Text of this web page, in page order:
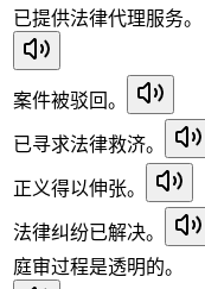
已提供法律代理服务。
案件被驳回。
已寻求法律救济。
正义得以伸张。
法律纠纷已解决。
庭审过程是透明的。